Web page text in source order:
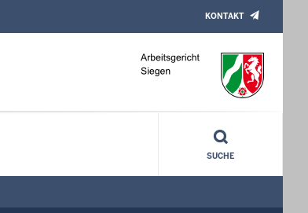
KONTAKT
SUCHE